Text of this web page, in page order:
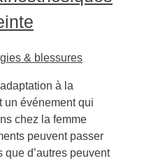
à la
un événement qui
chez la femme
peuvent passer
que d’autres peuvent